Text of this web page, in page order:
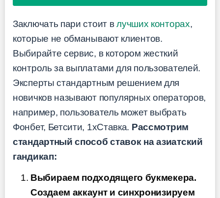
Заключать пари стоит влучших конторах,
которые не обманывают клиентов.
Выбирайте сервис, в котором жесткий
контроль за выплатами для пользователей.
Эксперты стандартным решением для
новичков называют популярных операторов,
например, пользователь может выбрать
Фонбет, Бетсити, 1хСтавка. Рассмотрим
стандартный способ ставок на азиатский
гандикап:
Выбираем подходящего букмекера.
Создаем аккаунт и синхронизируем